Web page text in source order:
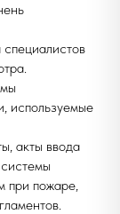
используемые
акты ввода
при пожаре,